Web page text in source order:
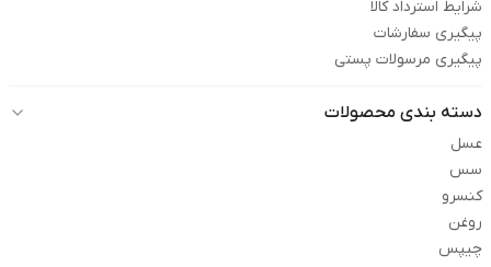
شرایط استرداد کالا
پیگیری سفارشات
پیگیری مرسولات پستی
دسته بندی محصولات
عسل
سس
کنسرو
روغن
چیپس